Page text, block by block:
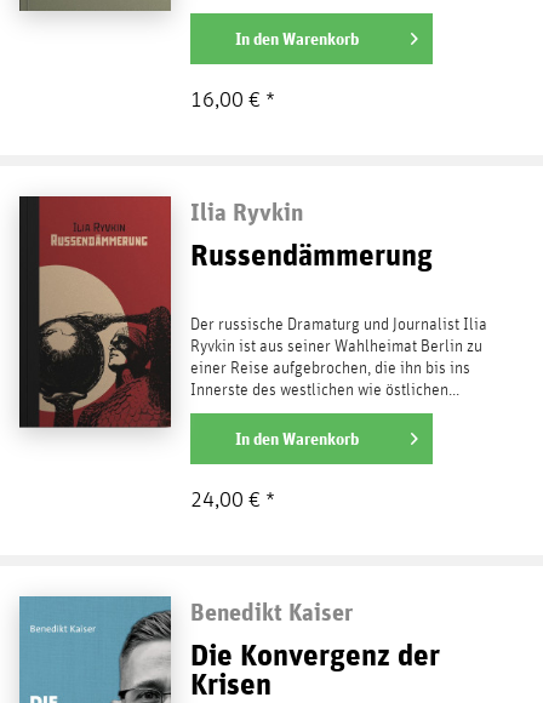
Bekenntnis zur europäischen...
weiterlesen
In denWarenkorb
16,00 € *
Ilia Ryvkin
Russendämmerung
Der russische Dramaturg und Journalist Ilia
Ryvkin ist aus seiner Wahlheimat Berlin zu
einer Reise aufgebrochen, die ihn bis ins
Innerste des westlichen wie östlichen...
weiterlesen
In denWarenkorb
24,00 € *
Benedikt Kaiser
Die Konvergenz der
Krisen